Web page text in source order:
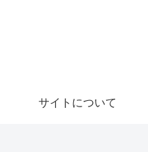
サイトについて